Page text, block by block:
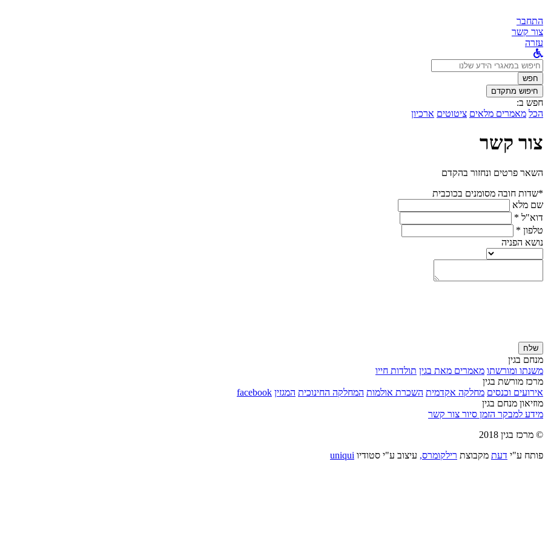
התחבר
צור קשר
עזרה
לחפש
ב:חפש
חיפוש מתקדם
חפש ב:
הכל מאמרים מלאים ציטוטים ארכיון
צור קשר
השאר פרטים ונחזור בהקדם
*שדות חובה מסומנים בכוכבית
שם מלא
דוא"ל *
טלפון *
נושא הפניה
שלח
מנחם בגין
משנתו ומורשתו מאמרים מאת בגין תולדות חייו
מרכז מורשת בגין
אירועים וכנסים מחלקה אקדמית השכרת אולמות המחלקה החינוכית המגזין facebook
מוזיאון מנחם בגין
מידע למבקר הזמן סיור צור קשר
© מרכז בגין 2018
פותח ע"י דעת מקבוצת רילקומרס, עיצוב ע"י סטודיו uniqui